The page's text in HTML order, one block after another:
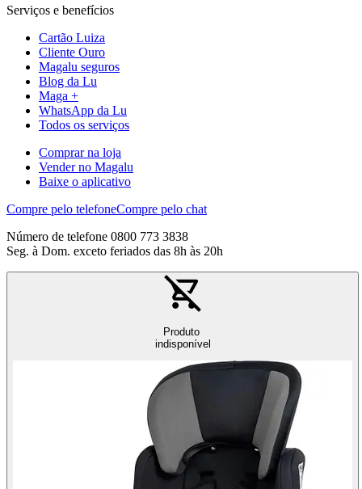
Serviços e benefícios
Cartão Luiza
Cliente Ouro
Magalu seguros
Blog da Lu
Maga +
WhatsApp da Lu
Todos os serviços
Comprar na loja
Vender no Magalu
Baixe o aplicativo
Compre pelo telefoneCompre pelo chat
Número de telefone 0800 773 3838
Seg. à Dom. exceto feriados das 8h às 20h
Produto
indisponível